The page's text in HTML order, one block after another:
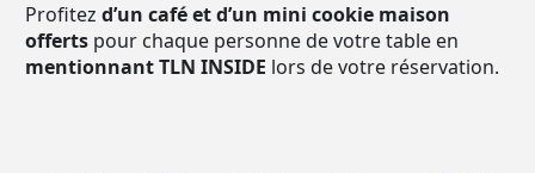
Profitez d’un café et d’un mini cookie maison
offerts pour chaque personnede votre table en
mentionnantTLN INSIDE lors de votre réservation.